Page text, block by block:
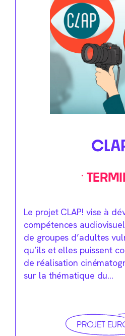
Le projet CLAP! vise à
compétences
de groupes d’adultes
qu’ils et elles puissent
de réalisation
sur la thématique du…
PROJET